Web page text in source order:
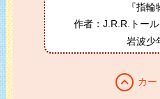
『指輪
作者：J.R.R.トー
岩波少
expand_less カー